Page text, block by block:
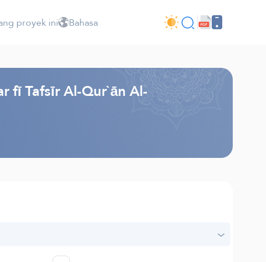
proyek ini Bahasa
fī Tafsīr Al-Qur`ān Al-